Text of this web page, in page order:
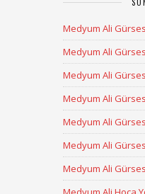
Medyum Ali
Medyum Ali Gürses
Medyum Ali
Medyum Ali
Medyum Ali
Medyum Ali
Medyum Ali